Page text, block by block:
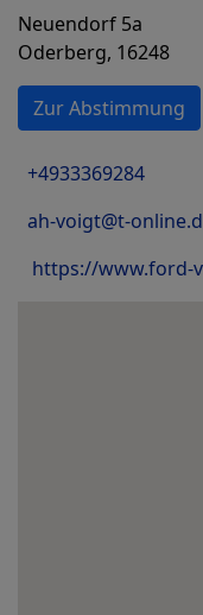
Neuendorf 5a
Oderberg, 16248
Zur Abstimmung
+4933369284
ah-voigt@t-
https://www.ford-